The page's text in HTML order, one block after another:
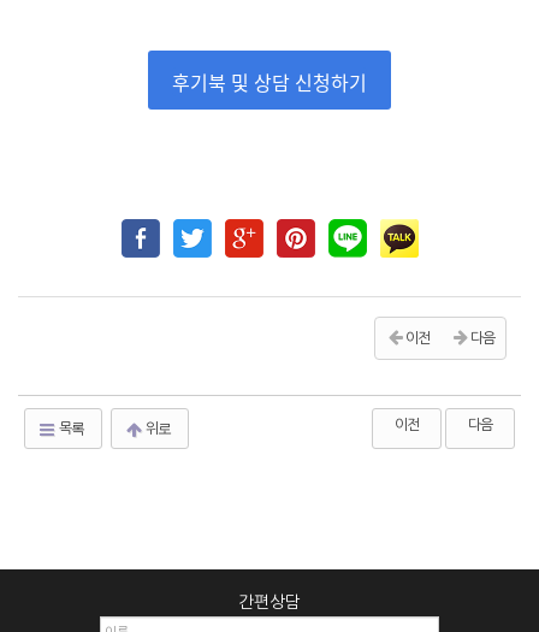
후기북 및 상담 신청하기
이전 다음
목록 위로 이전 다음
간편상담